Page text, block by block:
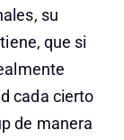
su
que si
cada cierto
de manera